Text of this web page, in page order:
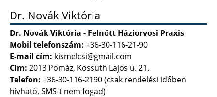
Dr. Novák Viktória
Dr. Novák Viktória - Felnőtt Háziorvosi Praxis
Mobil telefonszám: +36-30-116-21-90
E-mail cím: kismelcsi@gmail.com
Cím: 2013 Pomáz, Kossuth Lajos u. 21.
Telefon: +36-30-116-2190 (csak rendelési időben
hívható, SMS-t nem fogad)